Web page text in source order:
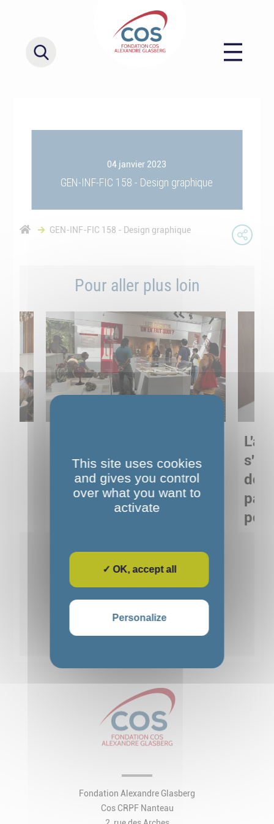
04 janvier 2023
GEN-INF-FIC 158 - Design graphique
GEN-INF-FIC 158 - Design graphique
Pour aller plus loin
Musée de Préhistoire de
Nemours : apprendre
autrement grâce à la
de
2 3 4
Voir toutes les actualités
Fondation Alexandre Glasberg
Cos CRPF Nanteau
This site uses cookies
and gives you control
over what you want to
activate
✓ OK, accept all
Personalize